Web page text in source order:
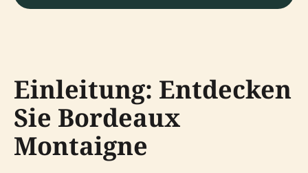
Einleitung: Entdecken
Sie Bordeaux
Montaigne